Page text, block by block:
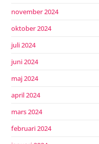
november 2024
oktober 2024
juli 2024
juni 2024
maj 2024
april 2024
mars 2024
februari 2024